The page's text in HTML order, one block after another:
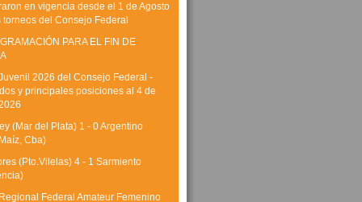
en vigencia desde el 1 de Agosto
torneos del Consejo Federal
PARA EL FIN DE
2026 del Consejo Federal -
y principales posiciones al 4 de
(Mar del Plata) 1 - 0 Argentino
Cba)
(Pto.Vilelas) 4 - 1 Sarmiento
Federal Amateur Femenino